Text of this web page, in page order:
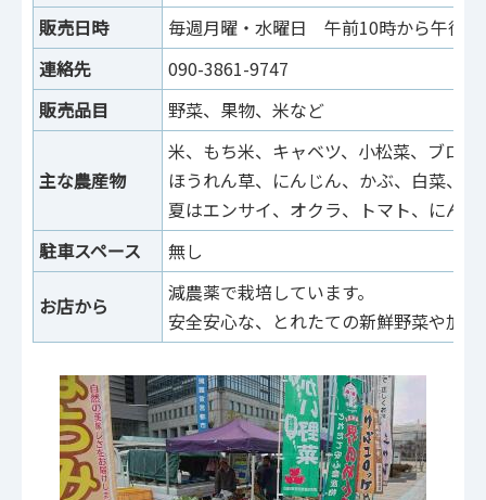
販売日時
毎週月曜・水曜日 午前10時から午後
連絡先
090-3861-9747
販売品目
野菜、果物、米など
主な農産物
米、もち米、キャベツ、小松菜、ブロ
ほうれん草、にんじん、かぶ、白菜、
夏はエンサイ、オクラ、トマト、にん
駐車スペース
無し
お店から
減農薬で栽培しています。
安全安心な、とれたての新鮮野菜や加